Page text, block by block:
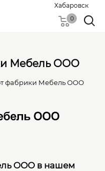
Хабаровск
0
Мебель ООО
фабрики Мебель ООО
ООО в нашем